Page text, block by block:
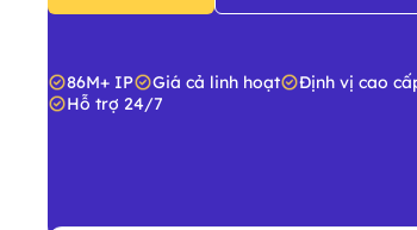
86M+ IP Giá cả linh hoạt Định vị cao
Hỗ trợ 24/7